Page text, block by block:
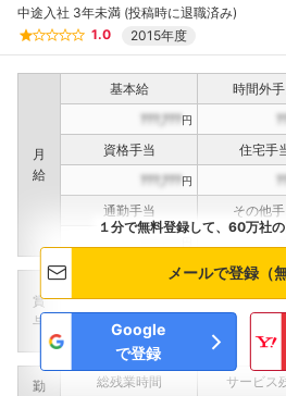
中途入社 3年未満 (投稿時に退職済み)
1.0
2015年度
月
給
基本給 時間外
???,???円
資格手当 住宅手
???,???円
通勤手当
その他
賞
与
インセンテ
???,???
勤
総残業時間 サービス
１分で無料登録して、60万社
メールで登録（
Google
で登録